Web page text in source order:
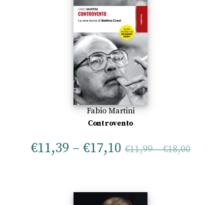
Fabio Martini
Controvento
€11,39 – €17,10 €11,99–€18,00